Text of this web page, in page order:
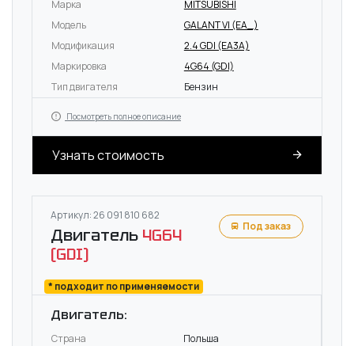
Марка
MITSUBISHI
Модель
GALANT VI (EA_)
Модификация
2.4 GDI (EA3A)
Маркировка
4G64 (GDI)
Тип двигателя
Бензин
Посмотреть полное описание
Узнать стоимость
Артикул: 26 091 810 682
Двигатель 4G64
(GDI)
* подходит по применяемости
Под заказ
Двигатель:
Страна
Польша